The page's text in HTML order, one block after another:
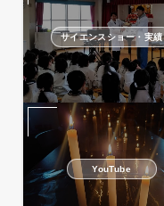
サイエンスショー・実績
YouTube